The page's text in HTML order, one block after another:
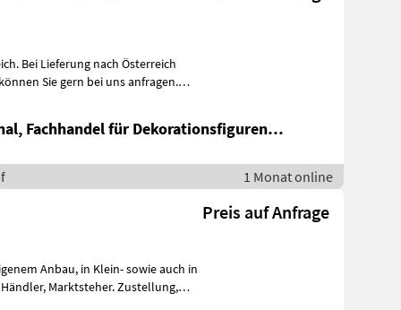
Bei Lieferung nach Österreich
Fachhandel für Dekorationsfiguren
1 Monat online
Preis auf Anfrage